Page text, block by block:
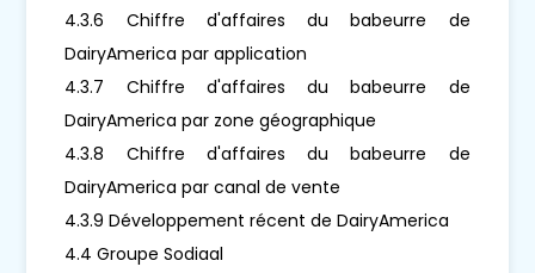
4.3.6 Chiffre d'affaires du babeurre de
DairyAmerica par application
4.3.7 Chiffre d'affaires du babeurre de
DairyAmerica par zone géographique
4.3.8 Chiffre d'affaires du babeurre de
DairyAmerica par canal de vente
4.3.9 Développement récent de DairyAmerica
4.4 Groupe Sodiaal